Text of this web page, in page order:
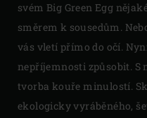
svém Big Green Egg
směrem k sousedům.
vás vletí přímo do očí.
nepříjemnosti způsobit. S
tvorba kouře minulostí.
ekologicky vyráběného,